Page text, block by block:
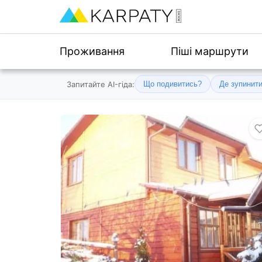
Проживання Піші маршрути
Запитайте AI-гіда: Що подивитись? Де